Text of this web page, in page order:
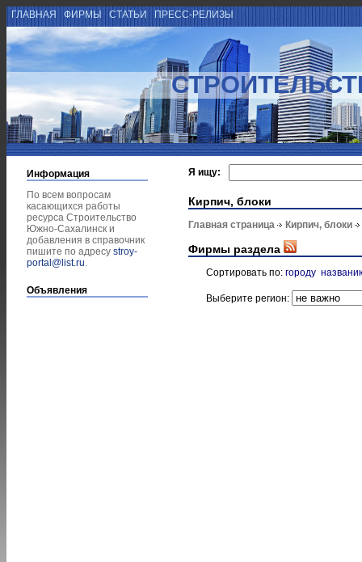
ГЛАВНАЯ ФИРМЫ СТАТЬИ ПРЕСС-РЕЛИЗЫ
Информация
По всем вопросам
касающихся работы
ресурса Строительство
Южно-Сахалинск и
добавления в справочник
пишите по адресу stroy-
portal@list.ru.
Объявления
Я ищу:
Кирпич, блоки
Главная страница Кирпич, блоки
Фирмы раздела
Сортировать по: городу
Выберите регион: